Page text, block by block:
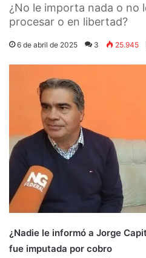
¿No le importa nada o no
procesar o en libertad?
6 de abril de 2025 3 25.945
¿Nadie le informó a Jorge
fue imputada por cobro